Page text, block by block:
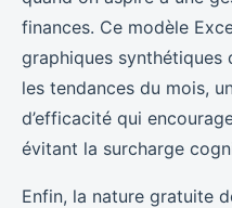
finances. Ce modèle
graphiques synthétiques
les tendances du mois,
d’efficacité qui
évitant la surcharge
Enfin, la nature gratuite